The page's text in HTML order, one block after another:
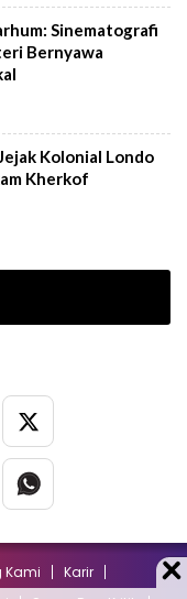
Sinematografi
Bernyawa
Kolonial Londo
Kherkof
Kami
Karir